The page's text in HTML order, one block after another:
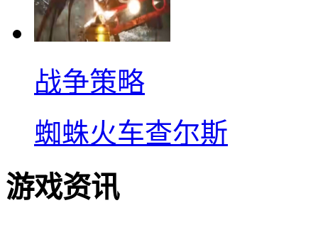
战争策略
蜘蛛火车查尔斯
游戏资讯